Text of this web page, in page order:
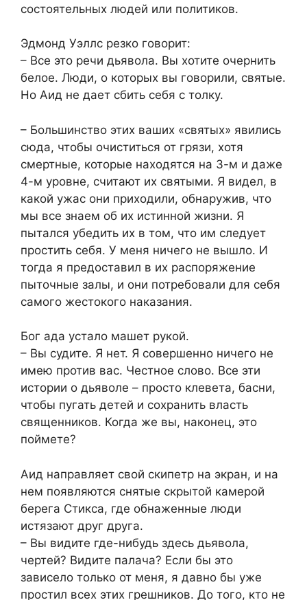
состоятельных людей или политиков.
Эдмонд Уэллс резко говорит:
– Все это речи дьявола. Вы хотите очернить
белое. Люди, о которых вы говорили, святые.
Но Аид не дает сбить себя с толку.
– Большинство этих ваших «святых» явились
сюда, чтобы очиститься от грязи, хотя
смертные, которые находятся на 3-м и даже
4-м уровне, считают их святыми. Я видел, в
какой ужас они приходили, обнаружив, что
мы все знаем об их истинной жизни. Я
пытался убедить их в том, что им следует
простить себя. У меня ничего не вышло. И
тогда я предоставил в их распоряжение
пыточные залы, и они потребовали для себя
самого жестокого наказания.
Бог ада устало машет рукой.
– Вы судите. Я нет. Я совершенно ничего не
имею против вас. Честное слово. Все эти
истории о дьяволе – просто клевета, басни,
чтобы пугать детей и сохранить власть
священников. Когда же вы, наконец, это
поймете?
Аид направляет свой скипетр на экран, и на
нем появляются снятые скрытой камерой
берега Стикса, где обнаженные люди
истязают друг друга.
– Вы видите где-нибудь здесь дьявола,
чертей? Видите палача? Если бы это
зависело только от меня, я давно бы уже
простил всех этих грешников. До того, кто не